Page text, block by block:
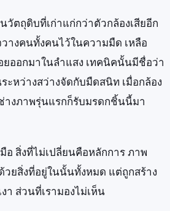
นวัตถุดิบที่เก่าแก่กว่าตัวกล้องเสียอีก
างคนทั้งคนไว้ในความมืด เหลือ
ยออกมาในลำแสง เทคนิคนั้นมีชื่อว่า
ระหว่างสว่างจัดกับมืดสนิท เมื่อกล้อง
างภาพรุ่นแรกก็รับมรดกชิ้นนี้มา
อ สิ่งที่ไม่เปลี่ยนคือหลักการ ภาพ
วยสิ่งที่อยู่ในนั้นทั้งหมด แต่ถูกสร้าง
า ส่วนที่เรามองไม่เห็น